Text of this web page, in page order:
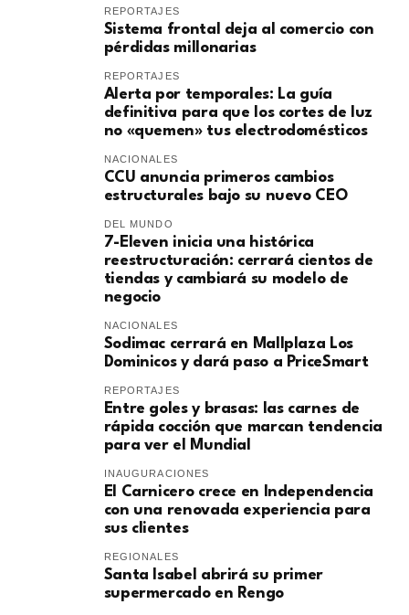
REPORTAJES
Sistema frontal deja al comercio con
pérdidas millonarias
REPORTAJES
Alerta por temporales: La guía
definitiva para que los cortes de luz
no «quemen» tus electrodomésticos
NACIONALES
CCU anuncia primeros cambios
estructurales bajo su nuevo CEO
DEL MUNDO
7-Eleven inicia una histórica
reestructuración: cerrará cientos de
tiendas y cambiará su modelo de
negocio
NACIONALES
Sodimac cerrará en Mallplaza Los
Dominicos y dará paso a PriceSmart
REPORTAJES
Entre goles y brasas: las carnes de
rápida cocción que marcan tendencia
para ver el Mundial
INAUGURACIONES
El Carnicero crece en Independencia
con una renovada experiencia para
sus clientes
REGIONALES
Santa Isabel abrirá su primer
supermercado en Rengo